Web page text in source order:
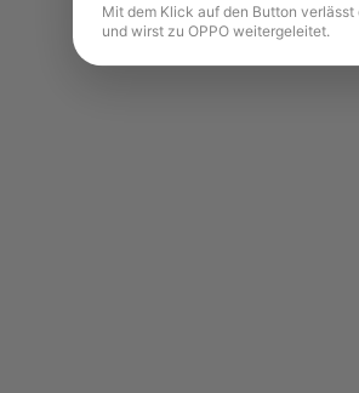
Mit dem Klick auf den Button verlässt
und wirst zu OPPO weitergeleitet.